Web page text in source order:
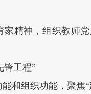
家精神，组织教师
锋工程”
和组织功能，聚